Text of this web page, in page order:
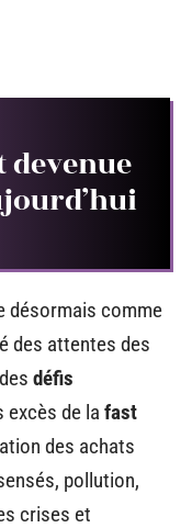
devenue
désormais comme
des attentes des
défis
excès de la fast
des achats
pollution,
crises et